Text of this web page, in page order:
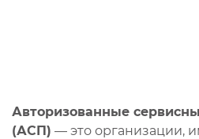
Авторизованные
(АСП) — это организации,